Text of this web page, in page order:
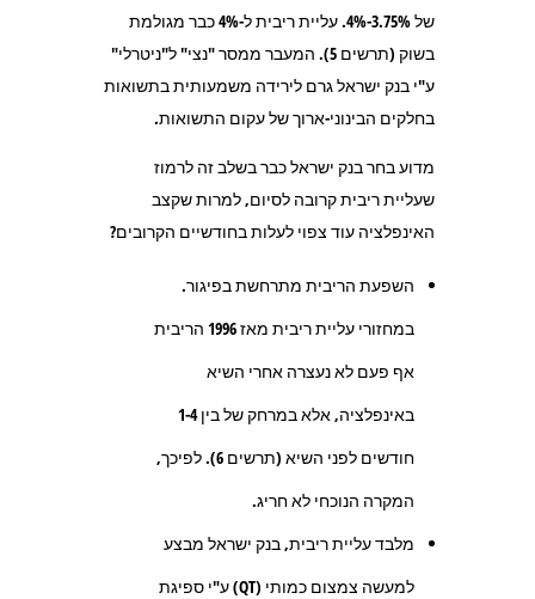
של 3.75%-4%. עליית ריבית ל-4% כבר מגולמת
בשוק (תרשים 5). המעבר ממסר "נצי" ל"ניטרלי"
ע"י בנק ישראל גרם לירידה משמעותית בתשואות
בחלקים הבינוני-ארוך של עקום התשואות.
מדוע בחר בנק ישראל כבר בשלב זה לרמוז
שעליית ריבית קרובה לסיום, למרות שקצב
האינפלציה עוד צפוי לעלות בחודשיים הקרובים?
השפעת הריבית מתרחשת בפיגור.
במחזורי עליית ריבית מאז 1996 הריבית
אף פעם לא נעצרה אחרי השיא
באינפלציה, אלא במרחק של בין 1-4
חודשים לפני השיא (תרשים 6). לפיכך,
המקרה הנוכחי לא חריג.
מלבד עליית ריבית, בנק ישראל מבצע
למעשה צמצום כמותי (QT) ע"י ספיגת